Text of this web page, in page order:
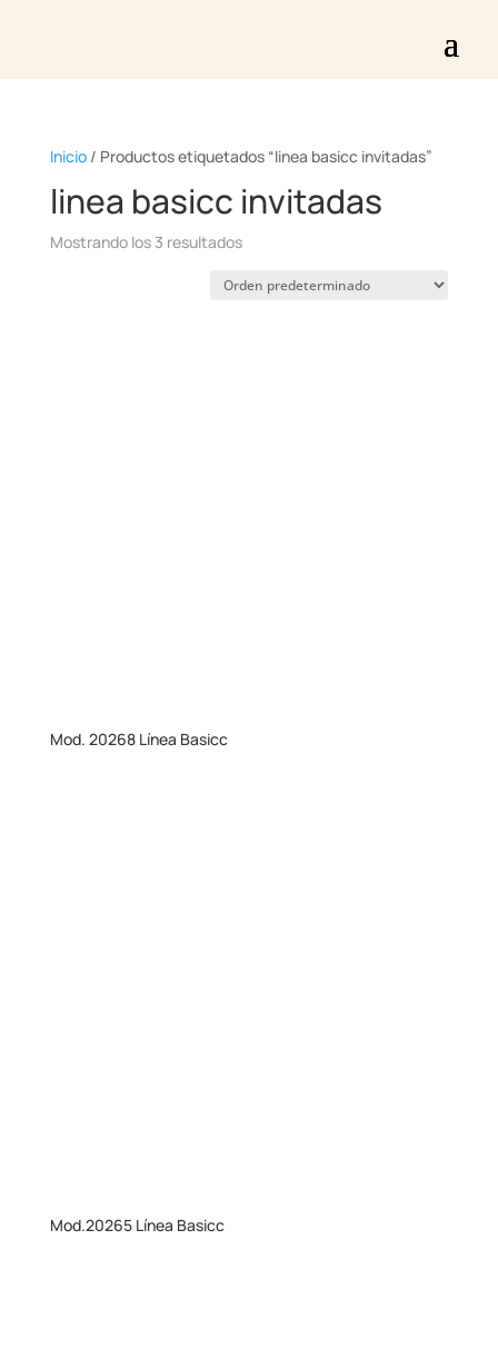
Inicio/ Productos etiquetados “linea basicc invitadas”
linea basicc invitadas
Mostrando los 3 resultados
Mod. 20268 Línea Basicc
Mod.20265 Línea Basicc